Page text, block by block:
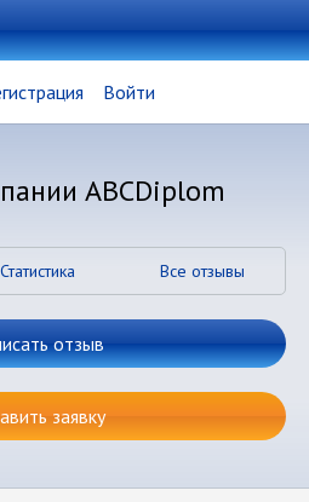
Войти
ABCDiplom
Статистика Все отзывы
отзыв
заявку